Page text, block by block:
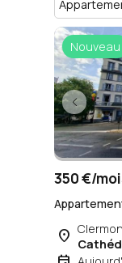
Nouveau
350 €/
place